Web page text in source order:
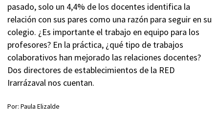
pasado, solo un 4,4% de los docentes identifica la
relación con sus pares como una razón para seguir en su
colegio. ¿Es importante el trabajo en equipo para los
profesores? En la práctica, ¿qué tipo de trabajos
colaborativos han mejorado las relaciones docentes?
Dos directores de establecimientos de la RED
Irarrázaval nos cuentan.
Por: Paula Elizalde